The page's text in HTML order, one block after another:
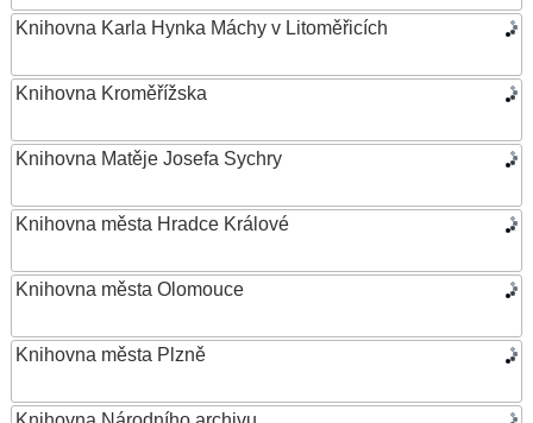
Knihovna Karla Hynka Máchy v Litoměřicích
Knihovna Kroměřížska
Knihovna Matěje Josefa Sychry
Knihovna města Hradce Králové
Knihovna města Olomouce
Knihovna města Plzně